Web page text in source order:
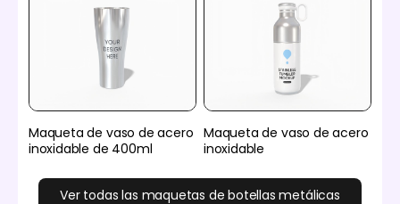
Maqueta de vaso de acero
inoxidable de 400ml
Maqueta de vaso de acero
inoxidable
Ver todas las maquetas de botellas metálicas